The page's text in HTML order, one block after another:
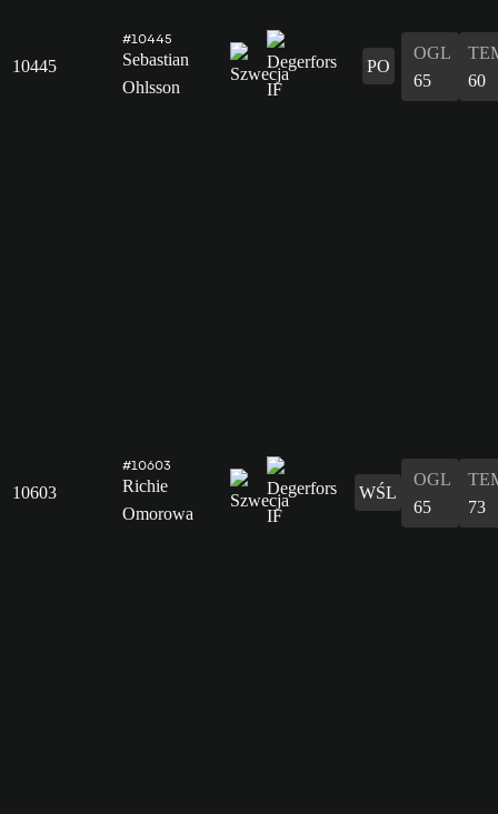
10445
#10445
Sebastian
Ohlsson
PO
OGL
65
60
10603
#10603
Richie
Omorowa
WŚL
OGL
65
73